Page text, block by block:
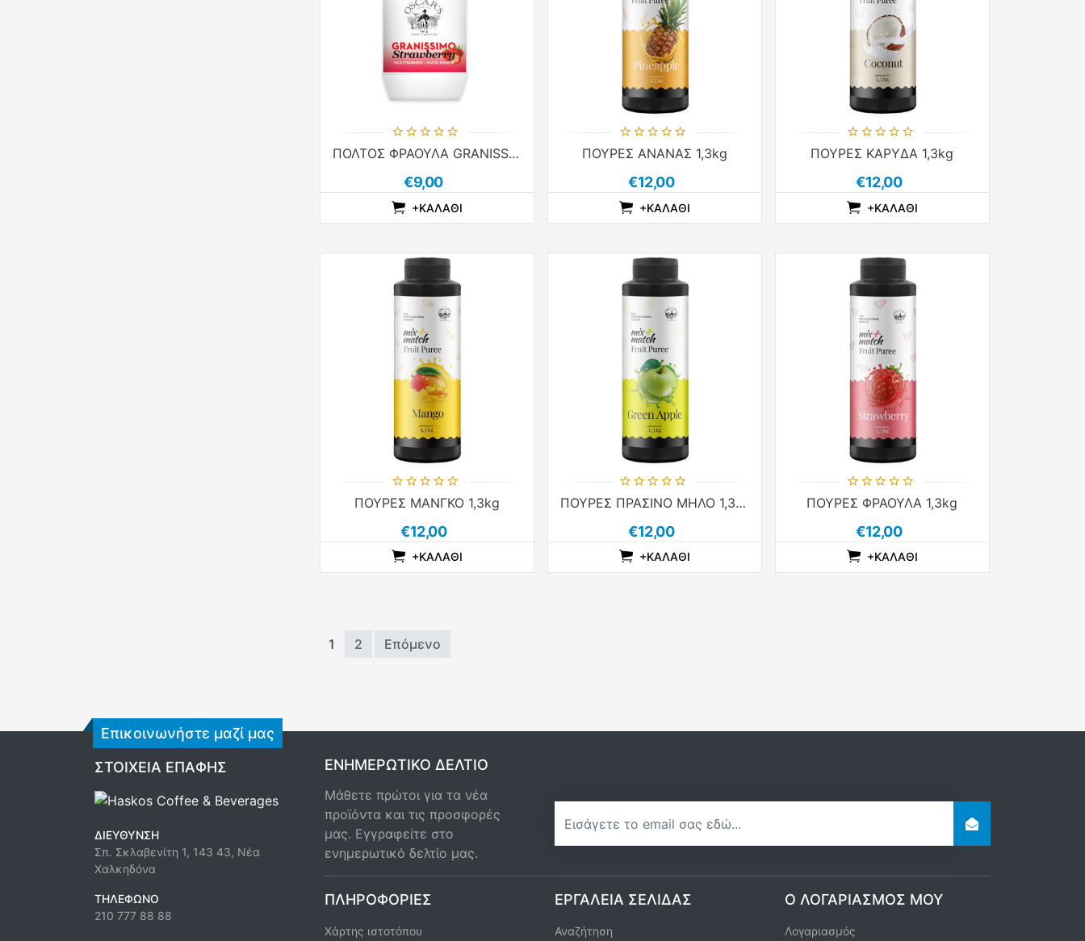
+ΚΑΛΆΘΙ
ADDTOCART
ΠΟΛΤΟΣ ΦΡΑΟΥΛΑ GRANISSIMO 1kg
€9,00
ADDTOCOMPARELIST
ADDTOWISHLIST
+ΚΑΛΆΘΙ
ADDTOCART
ΠΟΥΡΕΣ ΑΝΑΝΑΣ 1,3kg
€12,00
ADDTOCOMPARELIST
ADDTOWISHLIST
+ΚΑΛΆΘΙ
ADDTOCART
ΠΟΥΡΕΣ ΚΑΡΥΔΑ 1,3kg
€12,00
ADDTOCOMPARELIST
ADDTOWISHLIST
+ΚΑΛΆΘΙ
ADDTOCART
ΠΟΥΡΕΣ ΜΑΝΓΚΟ 1,3kg
€12,00
ADDTOCOMPARELIST
ADDTOWISHLIST
+ΚΑΛΆΘΙ
ADDTOCART
ΠΟΥΡΕΣ ΠΡΑΣΙΝΟ ΜΗΛΟ 1,3kg
€12,00
ADDTOCOMPARELIST
ADDTOWISHLIST
+ΚΑΛΆΘΙ
ADDTOCART
ΠΟΥΡΕΣ ΦΡΑΟΥΛΑ 1,3kg
€12,00
ADDTOCOMPARELIST
ADDTOWISHLIST
1 2 Επόμενο
Επικοινωνήστε μαζί μας
ΣΤΟΙΧΕΊΑ ΕΠΑΦΉΣ
ΔΙΕΎΘΥΝΣΗ
Σπ. Σκλαβενίτη 1, 143 43, Νέα
Χαλκηδόνα
ΤΗΛΈΦΩΝΟ
210 777 88 88
ΕΝΗΜΕΡΩΤΙΚΌ ΔΕΛΤΊΟ
Μάθετε πρώτοι για τα νέα
προϊόντα και τις προσφορές
μας. Εγγραφείτε στο
ενημερωτικό δελτίο μας.
ΠΛΗΡΟΦΟΡΊΕΣ
Χάρτης ιστοτόπου
ΕΡΓΑΛΕΊΑ ΣΕΛΊΔΑΣ
Αναζήτηση
Ο ΛΟΓΑΡΙΑΣΜΌΣ ΜΟΥ
Λογαριασμός